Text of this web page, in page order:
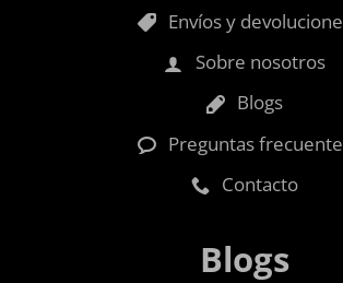
Envíos y
Sobre nosotros
Blogs
Preguntas
Contacto
Blogs